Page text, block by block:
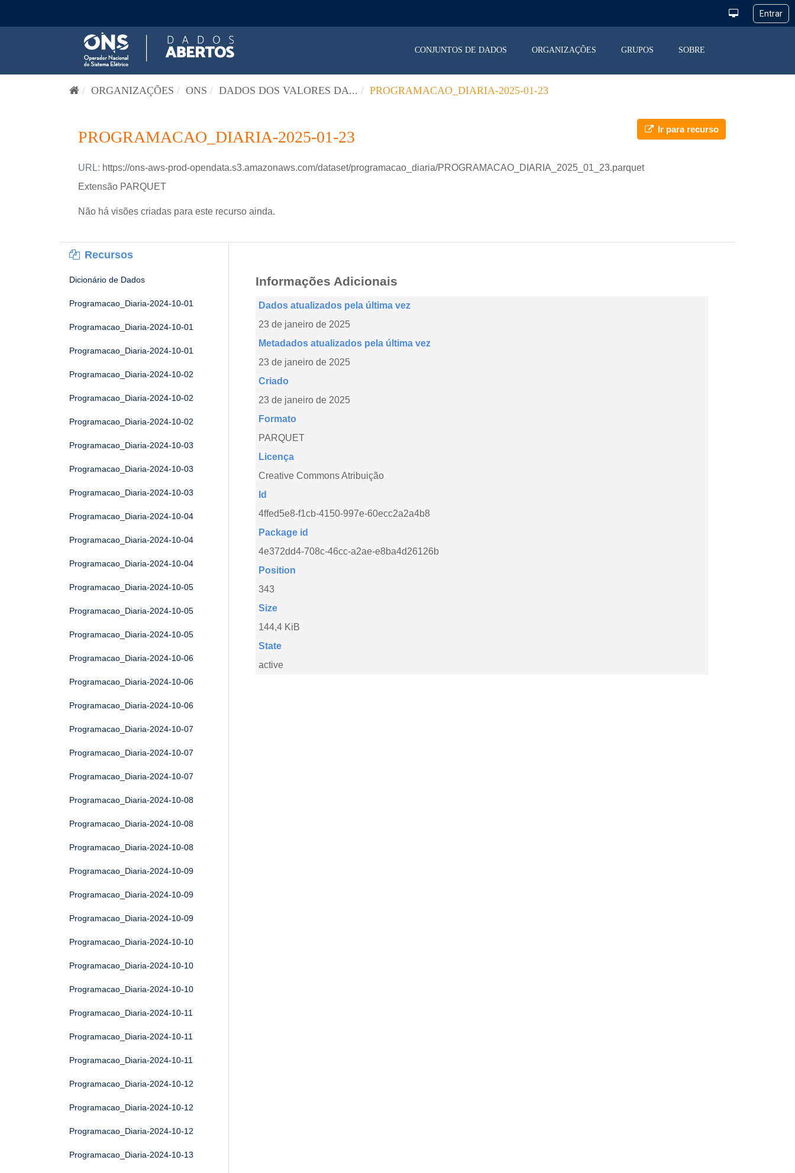
CONJUNTOS DE DADOS ORGANIZAÇÕES GRUPOS SOBRE
ORGANIZAÇÕES ONS DADOS DOS VALORES DA... PROGRAMACAO_DIARIA-2025-01-23
Ir para recurso
PROGRAMACAO_DIARIA-2025-01-23
URL: https://ons-aws-prod-opendata.s3.amazonaws.com/dataset/programacao_diaria/PROGRAMACAO_DIARIA_2025_01_23.parquet
Extensão PARQUET
Não há visões criadas para este recurso ainda.
Recursos
Dicionário de Dados
Programacao_Diaria-2024-10-01
Programacao_Diaria-2024-10-01
Programacao_Diaria-2024-10-01
Programacao_Diaria-2024-10-02
Programacao_Diaria-2024-10-02
Programacao_Diaria-2024-10-02
Programacao_Diaria-2024-10-03
Programacao_Diaria-2024-10-03
Programacao_Diaria-2024-10-03
Programacao_Diaria-2024-10-04
Programacao_Diaria-2024-10-04
Programacao_Diaria-2024-10-04
Programacao_Diaria-2024-10-05
Programacao_Diaria-2024-10-05
Programacao_Diaria-2024-10-05
Programacao_Diaria-2024-10-06
Programacao_Diaria-2024-10-06
Programacao_Diaria-2024-10-06
Programacao_Diaria-2024-10-07
Programacao_Diaria-2024-10-07
Programacao_Diaria-2024-10-07
Programacao_Diaria-2024-10-08
Programacao_Diaria-2024-10-08
Programacao_Diaria-2024-10-08
Programacao_Diaria-2024-10-09
Programacao_Diaria-2024-10-09
Programacao_Diaria-2024-10-09
Programacao_Diaria-2024-10-10
Programacao_Diaria-2024-10-10
Programacao_Diaria-2024-10-10
Programacao_Diaria-2024-10-11
Programacao_Diaria-2024-10-11
Programacao_Diaria-2024-10-11
Programacao_Diaria-2024-10-12
Programacao_Diaria-2024-10-12
Programacao_Diaria-2024-10-12
Programacao_Diaria-2024-10-13
Informações Adicionais
Dados atualizados pela última vez
23 de janeiro de 2025
Metadados atualizados pela última vez
23 de janeiro de 2025
Criado
23 de janeiro de 2025
Formato
PARQUET
Licença
Creative Commons Atribuição
Id
4ffed5e8-f1cb-4150-997e-60ecc2a2a4b8
Package id
4e372dd4-708c-46cc-a2ae-e8ba4d26126b
Position
343
Size
144,4 KiB
State
active